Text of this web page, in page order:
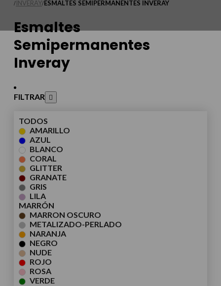
/INVERAY/ESMALTES SEMIPERMANENTES INVERAY
Esmaltes
Semipermanentes
Inveray
FILTRAR
TODOS
AMARILLO
AZUL
BLANCO
CORAL
GLITTER
GRANATE
GRIS
LILA
MARRÓN
MARRON OSCURO
METALIZADO-PERLADO
NARANJA
NEGRO
NUDE
ROJO
ROSA
VERDE